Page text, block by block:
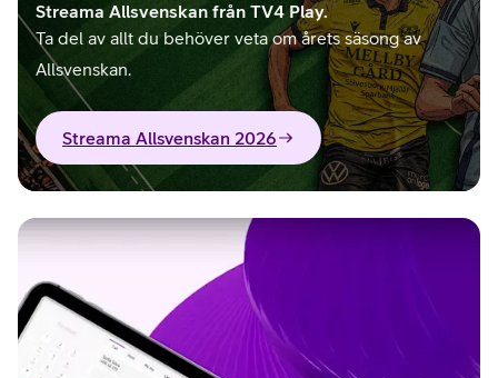
Streama Allsvenskan från TV4 Play.
Ta del av allt du behöver veta om årets säsong av
Allsvenskan.
Streama Allsvenskan 2026